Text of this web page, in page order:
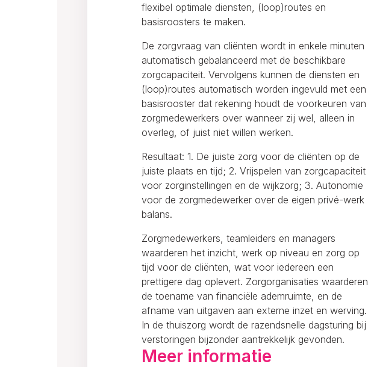
flexibel optimale diensten, (loop)routes en
basisroosters te maken.
De zorgvraag van cliënten wordt in enkele minuten
automatisch gebalanceerd met de beschikbare
zorgcapaciteit. Vervolgens kunnen de diensten en
(loop)routes automatisch worden ingevuld met een
basisrooster dat rekening houdt de voorkeuren van
zorgmedewerkers over wanneer zij wel, alleen in
overleg, of juist niet willen werken.
Resultaat: 1. De juiste zorg voor de cliënten op de
juiste plaats en tijd; 2. Vrijspelen van zorgcapaciteit
voor zorginstellingen en de wijkzorg; 3. Autonomie
voor de zorgmedewerker over de eigen privé-werk
balans.
Zorgmedewerkers, teamleiders en managers
waarderen het inzicht, werk op niveau en zorg op
tijd voor de cliënten, wat voor iedereen een
prettigere dag oplevert. Zorgorganisaties waarderen
de toename van financiële ademruimte, en de
afname van uitgaven aan externe inzet en werving.
In de thuiszorg wordt de razendsnelle dagsturing bij
verstoringen bijzonder aantrekkelijk gevonden.
Meer informatie